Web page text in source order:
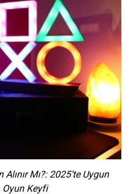
Mı?: 2025’te Uygun
Keyfi